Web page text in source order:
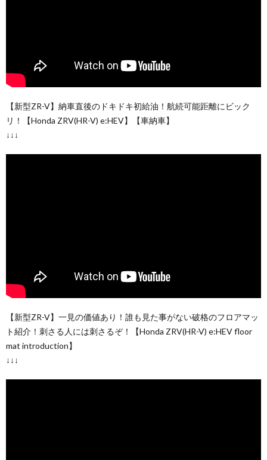
【新型ZR-V】納車直後のドキドキ初給油！航続可能距離にビック
リ！【Honda ZRV(HR-V) e:HEV】【車納車】
↓↓↓
【新型ZR-V】一見の価値あり！誰も見た事がない破格のフロアマッ
ト紹介！刺さる人には刺さるぞ！【Honda ZRV(HR-V) e:HEV floor
mat introduction】
↓↓↓